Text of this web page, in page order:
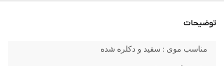
توضیحات
مناسب موی : سفید و دکلره شده